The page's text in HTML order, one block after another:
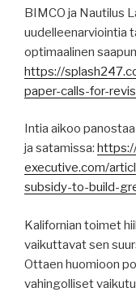
BIMCO ja Nautilus
uudelleenarviointia
optimaalinen
https://
paper-calls-for-
Intia aikoo
ja satamissa:
executive.com/
subsidy-to-build-
Kalifornian toimet
vaikuttavat sen
Ottaen huomioon
vahingolliset